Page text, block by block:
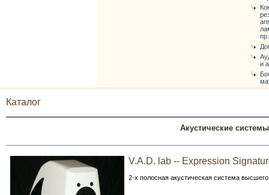
и
Каталог
Акустические
V.A.D. lab -- Expression
2-х полосная акустическая система